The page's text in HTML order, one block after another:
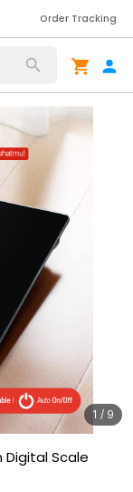
Order Tracking
1 / 9
Scale